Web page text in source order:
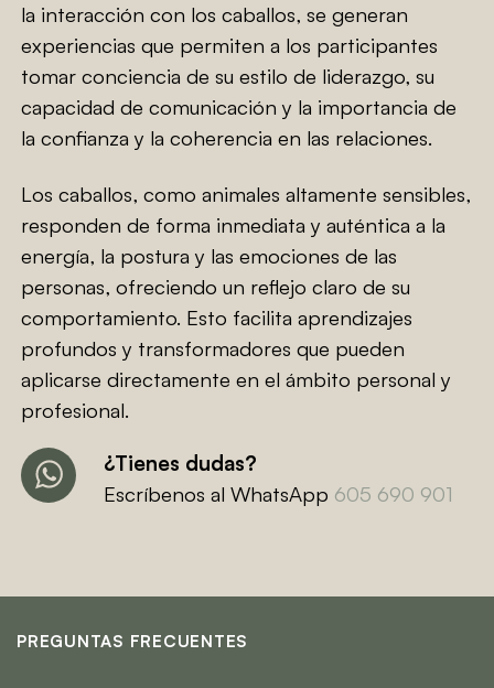
la interacción con los caballos, se generan
experiencias que permiten a los participantes
tomar conciencia de su estilo de liderazgo, su
capacidad de comunicación y la importancia de
la confianza y la coherencia en las relaciones.
Los caballos, como animales altamente sensibles,
responden de forma inmediata y auténtica a la
energía, la postura y las emociones de las
personas, ofreciendo un reflejo claro de su
comportamiento. Esto facilita aprendizajes
profundos y transformadores que pueden
aplicarse directamente en el ámbito personal y
profesional.
¿Tienes dudas?
Escríbenos al WhatsApp 605 690 901
PREGUNTAS FRECUENTES